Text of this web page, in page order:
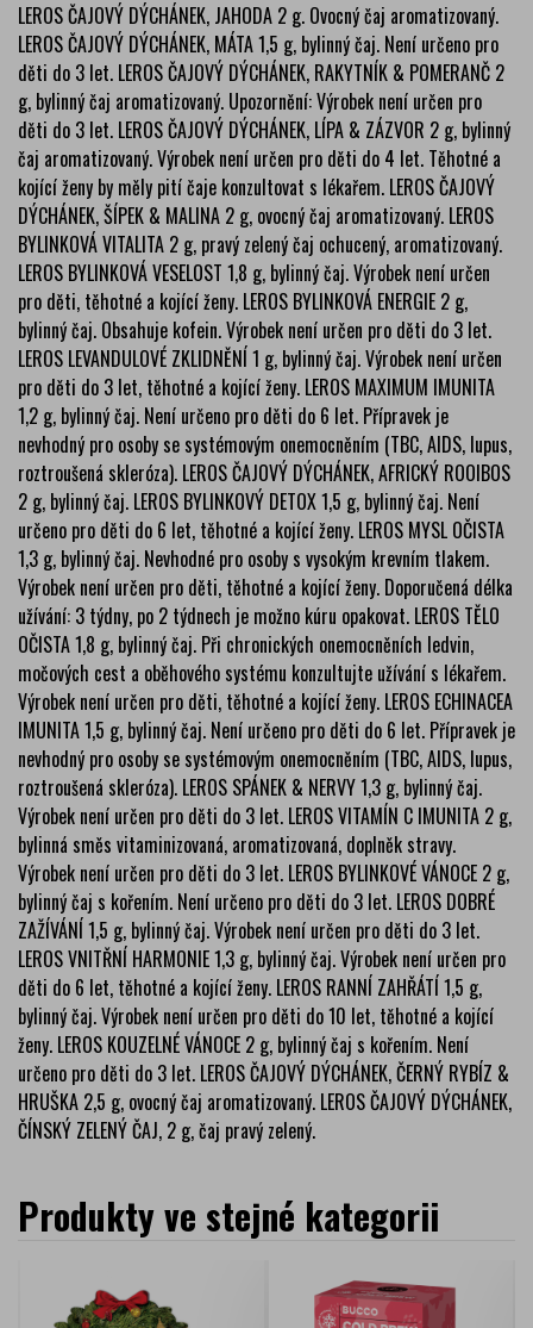
LEROS ČAJOVÝ DÝCHÁNEK, JAHODA 2 g. Ovocný čaj aromatizovaný.
LEROS ČAJOVÝ DÝCHÁNEK, MÁTA 1,5 g, bylinný čaj. Není určeno pro
děti do 3 let. LEROS ČAJOVÝ DÝCHÁNEK, RAKYTNÍK & POMERANČ 2
g, bylinný čaj aromatizovaný. Upozornění: Výrobek není určen pro
děti do 3 let. LEROS ČAJOVÝ DÝCHÁNEK, LÍPA & ZÁZVOR 2 g, bylinný
čaj aromatizovaný. Výrobek není určen pro děti do 4 let. Těhotné a
kojící ženy by měly pití čaje konzultovat s lékařem. LEROS ČAJOVÝ
DÝCHÁNEK, ŠÍPEK & MALINA 2 g, ovocný čaj aromatizovaný. LEROS
BYLINKOVÁ VITALITA 2 g, pravý zelený čaj ochucený, aromatizovaný.
LEROS BYLINKOVÁ VESELOST 1,8 g, bylinný čaj. Výrobek není určen
pro děti, těhotné a kojící ženy. LEROS BYLINKOVÁ ENERGIE 2 g,
bylinný čaj. Obsahuje kofein. Výrobek není určen pro děti do 3 let.
LEROS LEVANDULOVÉ ZKLIDNĚNÍ 1 g, bylinný čaj. Výrobek není určen
pro děti do 3 let, těhotné a kojící ženy. LEROS MAXIMUM IMUNITA
1,2 g, bylinný čaj. Není určeno pro děti do 6 let. Přípravek je
nevhodný pro osoby se systémovým onemocněním (TBC, AIDS, lupus,
roztroušená skleróza). LEROS ČAJOVÝ DÝCHÁNEK, AFRICKÝ ROOIBOS
2 g, bylinný čaj. LEROS BYLINKOVÝ DETOX 1,5 g, bylinný čaj. Není
určeno pro děti do 6 let, těhotné a kojící ženy. LEROS MYSL OČISTA
1,3 g, bylinný čaj. Nevhodné pro osoby s vysokým krevním tlakem.
Výrobek není určen pro děti, těhotné a kojící ženy. Doporučená délka
užívání: 3 týdny, po 2 týdnech je možno kúru opakovat. LEROS TĚLO
OČISTA 1,8 g, bylinný čaj. Při chronických onemocněních ledvin,
močových cest a oběhového systému konzultujte užívání s lékařem.
Výrobek není určen pro děti, těhotné a kojící ženy. LEROS ECHINACEA
IMUNITA 1,5 g, bylinný čaj. Není určeno pro děti do 6 let. Přípravek je
nevhodný pro osoby se systémovým onemocněním (TBC, AIDS, lupus,
roztroušená skleróza). LEROS SPÁNEK & NERVY 1,3 g, bylinný čaj.
Výrobek není určen pro děti do 3 let. LEROS VITAMÍN C IMUNITA 2 g,
bylinná směs vitaminizovaná, aromatizovaná, doplněk stravy.
Výrobek není určen pro děti do 3 let. LEROS BYLINKOVÉ VÁNOCE 2 g,
bylinný čaj s kořením. Není určeno pro děti do 3 let. LEROS DOBRÉ
ZAŽÍVÁNÍ 1,5 g, bylinný čaj. Výrobek není určen pro děti do 3 let.
LEROS VNITŘNÍ HARMONIE 1,3 g, bylinný čaj. Výrobek není určen pro
děti do 6 let, těhotné a kojící ženy. LEROS RANNÍ ZAHŘÁTÍ 1,5 g,
bylinný čaj. Výrobek není určen pro děti do 10 let, těhotné a kojící
ženy. LEROS KOUZELNÉ VÁNOCE 2 g, bylinný čaj s kořením. Není
určeno pro děti do 3 let. LEROS ČAJOVÝ DÝCHÁNEK, ČERNÝ RYBÍZ &
HRUŠKA 2,5 g, ovocný čaj aromatizovaný. LEROS ČAJOVÝ DÝCHÁNEK,
ČÍNSKÝ ZELENÝ ČAJ, 2 g, čaj pravý zelený.
Produkty ve stejné kategorii